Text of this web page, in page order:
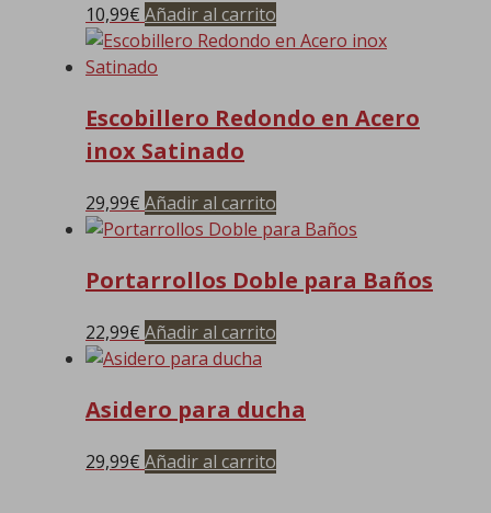
10,99€ Añadir al carrito
Escobillero Redondo en Acero
inox Satinado
29,99€ Añadir al carrito
Portarrollos Doble para Baños
22,99€ Añadir al carrito
Asidero para ducha
29,99€ Añadir al carrito